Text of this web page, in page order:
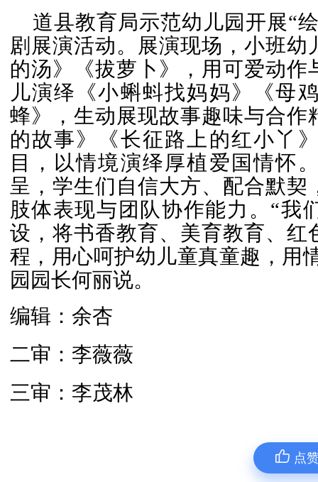
道县教育局示范幼儿园开展“
剧展演活动。展演现场，小班
的汤》《拔萝卜》，用可爱动
儿演绎《小蝌蚪找妈妈》《母
蜂》，生动展现故事趣味与合
的故事》《长征路上的红小丫
目，以情境演绎厚植爱国情怀
呈，学生们自信大方、配合默
肢体表现与团队协作能力。“我
设，将书香教育、美育教育、
程，用心呵护幼儿童真童趣，用
园园长何丽说。
编辑：余杏
二审：李薇薇
三审：李茂林
点